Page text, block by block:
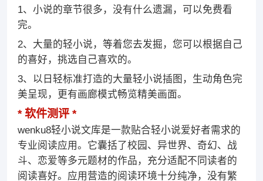
1、小说的章节很多，没有什么遗漏，可以免费看
完。
2、大量的轻小说，等着您去发掘，您可以根据自己
的喜好，挑选自己喜欢的。
3、以日轻标准打造的大量轻小说插图，生动角色完
美呈现，更有画廊模式畅览精美画面。
软件测评
wenku8轻小说文库是一款贴合轻小说爱好者需求的
专业阅读应用。它囊括了校园、异世界、奇幻、战
斗、恋爱等多元题材的作品，充分适配不同读者的
阅读喜好。应用营造的阅读环境十分纯净，没有繁